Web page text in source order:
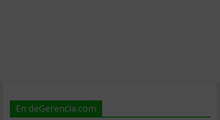
En deGerencia.com